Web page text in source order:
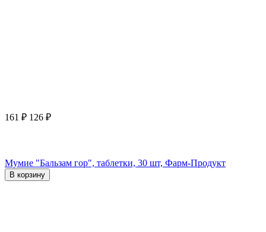
161 ₽ 126 ₽
Мумие "Бальзам гор", таблетки, 30 шт, Фарм-Продукт
В корзину